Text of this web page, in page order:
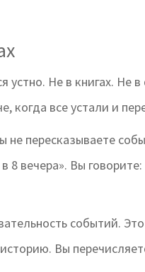
Не в книгах. Не
когда все устали и
не пересказываете
8 вечера». Вы
событий.
Вы